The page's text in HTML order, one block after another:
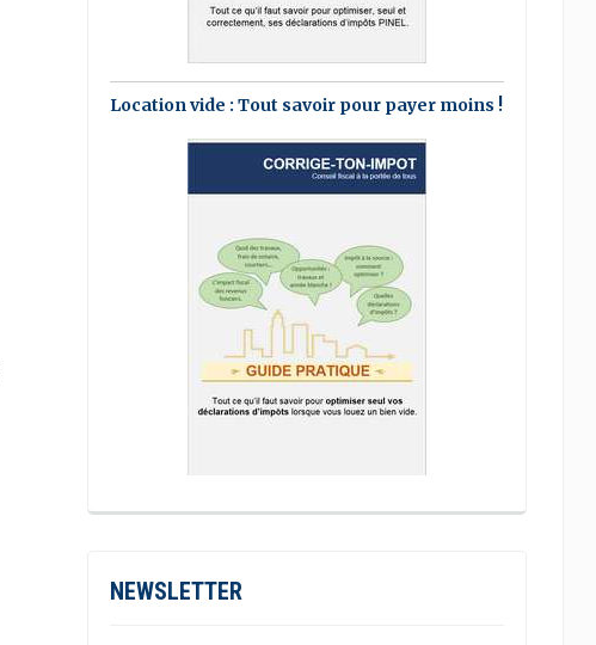
Location vide : Tout savoir pour payer moins !
NEWSLETTER